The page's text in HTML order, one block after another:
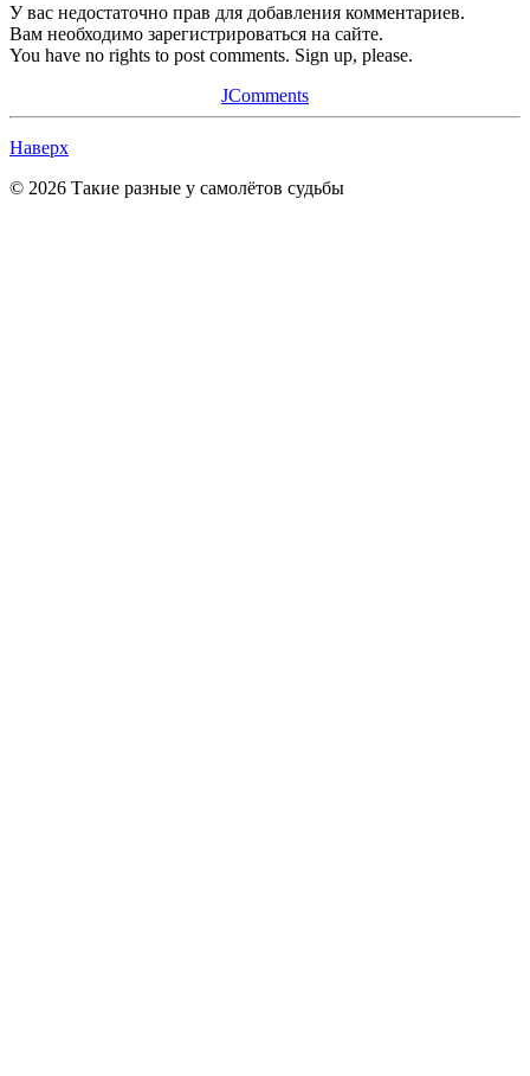
У вас недостаточно прав для добавления комментариев.
Вам необходимо зарегистрироваться на сайте.
You have no rights to post comments. Sign up, please.
JComments
Наверх
© 2026 Такие разные у самолётов судьбы